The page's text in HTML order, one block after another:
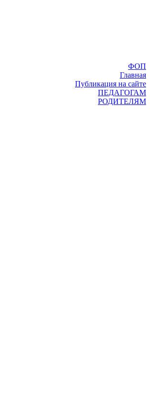
ФОП
Главная
Публикация на сайте
ПЕДАГОГАМ
РОДИТЕЛЯМ